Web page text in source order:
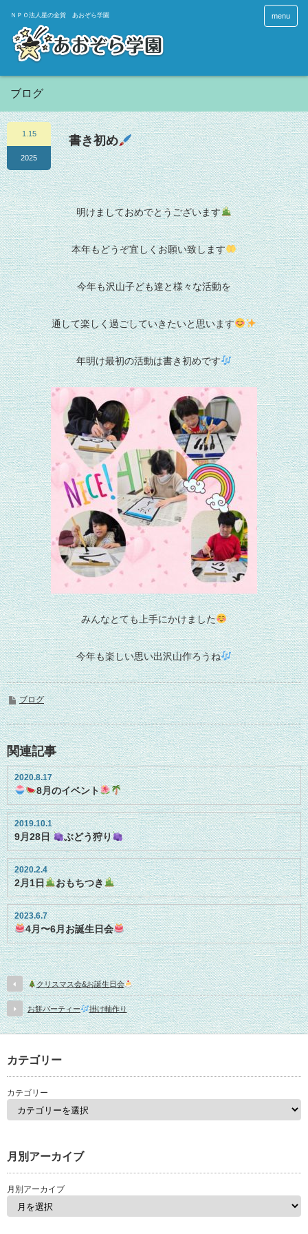
menu
ブログ
1.15
2025
書き初め
明けましておめでとうございます
本年もどうぞ宜しくお願い致します
今年も沢山子ども達と様々な活動を
通して楽しく過ごしていきたいと思います
年明け最初の活動は書き初めです
みんなとても上手にかけました
今年も楽しい思い出沢山作ろうね
ブログ
関連記事
2020.8.17
8月のイベント
2019.10.1
9月28日 ぶどう狩り
2020.2.4
2月1日 おもちつき
2023.6.7
4月〜6月お誕生日会
クリスマス会&お誕生日会
お餅パーティー 掛け軸作り
カテゴリー
カテゴリー
月別アーカイブ
月別アーカイブ